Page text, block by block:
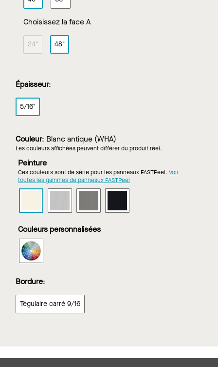
Choisissez la face A
24" 48"
Épaisseur:
5/16"
Couleur: Blanc antique (WHA)
Les couleurs affichées peuvent différer du produit réel.
Peinture
Ces couleurs sont de série pour les panneaux FASTPeel. Voir
toutes les gammes de panneaux FASTPeel
pour
dans
pour
DESIGNFLEX
dans
pour
dans
pour
Couleurs personnalisées
pour
dans
Couleurs
personnalisées
Bordure:
Tégulaire carré 9/16